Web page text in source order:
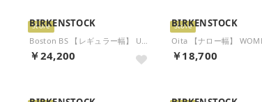
Store
BIRKENSTOCK
￥24,200
Store
BIRKENSTOCK
￥18,700